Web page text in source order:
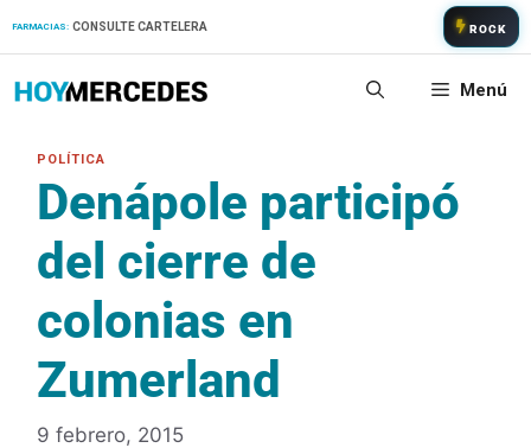
FARMACIAS: CONSULTE CARTELERA ROCK
Menú
Denápole participó
del cierre de
colonias en
Zumerland
9 febrero, 2015